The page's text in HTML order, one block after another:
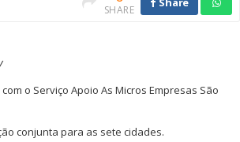
SHARE
o Serviço Apoio As Micros Empresas São
conjunta para as sete cidades.